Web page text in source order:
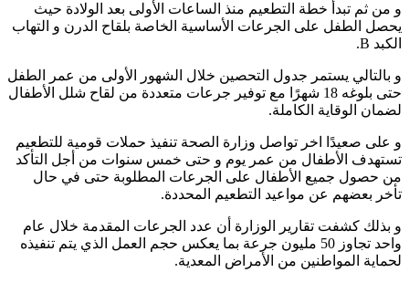
و من ثم تبدأ خطة التطعيم منذ الساعات الأولى بعد الولادة حيث
يحصل الطفل على الجرعات الأساسية الخاصة بلقاح الدرن و التهاب
الكبد B.
و بالتالي يستمر جدول التحصين خلال الشهور الأولى من عمر الطفل
حتى بلوغه 18 شهرًا مع توفير جرعات متعددة من لقاح شلل الأطفال
لضمان الوقاية الكاملة.
و على صعيدًا اخر تواصل وزارة الصحة تنفيذ حملات قومية للتطعيم
تستهدف الأطفال من عمر يوم و حتى خمس سنوات من أجل التأكد
من حصول جميع الأطفال على الجرعات المطلوبة حتى في حال
تأخر بعضهم عن مواعيد التطعيم المحددة.
و بذلك كشفت تقارير الوزارة أن عدد الجرعات المقدمة خلال عام
واحد تجاوز 50 مليون جرعة بما يعكس حجم العمل الذي يتم تنفيذه
لحماية المواطنين من الأمراض المعدية.